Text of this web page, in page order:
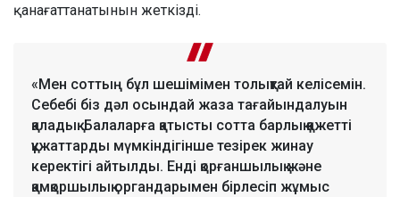
қанағаттанатынын жеткізді.
«Мен соттың бұл шешімімен толықтай келісемін.
Себебі біз дәл осындай жаза тағайындалуын
қаладық. Балаларға қатысты сотта барлық қажетті
құжаттарды мүмкіндігінше тезірек жинау
керектігі айтылды. Енді қорғаншылық және
қамқоршылық органдарымен бірлесіп жұмыс